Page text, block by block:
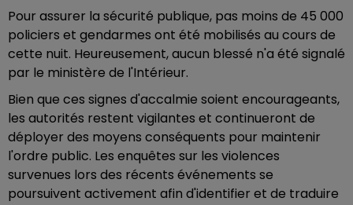
Pour assurer la sécurité publique, pas moins de 45 000
policiers et gendarmes ont été mobilisés au cours de
cette nuit. Heureusement, aucun blessé n'a été signalé
par le ministère de l'Intérieur.
Bien que ces signes d'accalmie soient encourageants,
les autorités restent vigilantes et continueront de
déployer des moyens conséquents pour maintenir
l'ordre public. Les enquêtes sur les violences
survenues lors des récents événements se
poursuivent activement afin d'identifier et de traduire